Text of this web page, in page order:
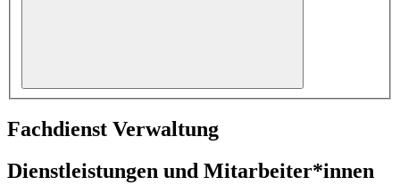
Fachdienst Verwaltung
Dienstleistungen und Mitarbeiter*innen